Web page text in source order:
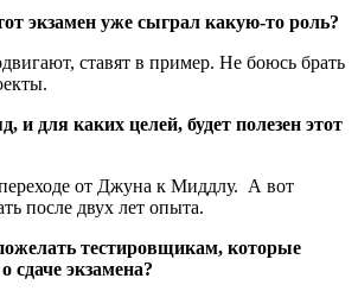
экзамен уже сыграл какую-то роль?
ставят в пример. Не боюсь брать
и для каких целей, будет полезен этот
от Джуна к Миддлу. А вот
после двух лет опыта.
тестировщикам, которые
сдаче экзамена?